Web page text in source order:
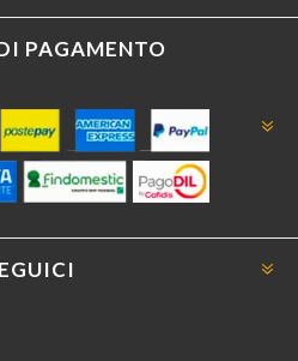
PAGAMENTO